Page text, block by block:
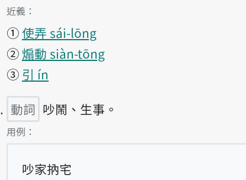
第2項釋義的
近義：
①使弄 sái-lōng
② 煽動 siàn-tōng
③ 引 ín
動詞 吵鬧、生事。
第3項釋義的
用例：
吵家抐宅